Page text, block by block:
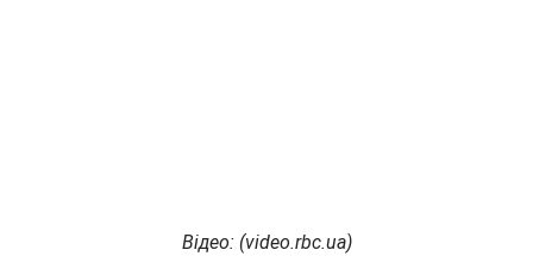
Відео: (video.rbc.ua)